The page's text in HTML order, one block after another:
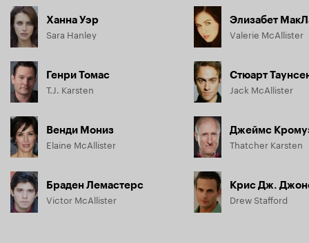
Ханна Уэр
Sara Hanley
Генри Томас
T.J. Karsten
Венди Мониз
Elaine McAllister
Браден Лемастерс
Victor McAllister
Элизабет
Valerie McAllister
Стюарт
Jack McAllister
Джеймс
Thatcher Karsten
Крис Дж.
Drew Stafford